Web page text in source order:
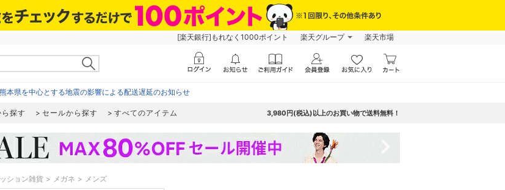
[楽天銀行]もれなく1000ポイント 楽天グループ 楽天市場
熊本県を中心とする地震の影響による配送遅延のお知らせ
探す セールから探す すべてのアイテム 3,980円(税込)以上のお買い物で送料無料！
ション雑貨 メガネ メンズ